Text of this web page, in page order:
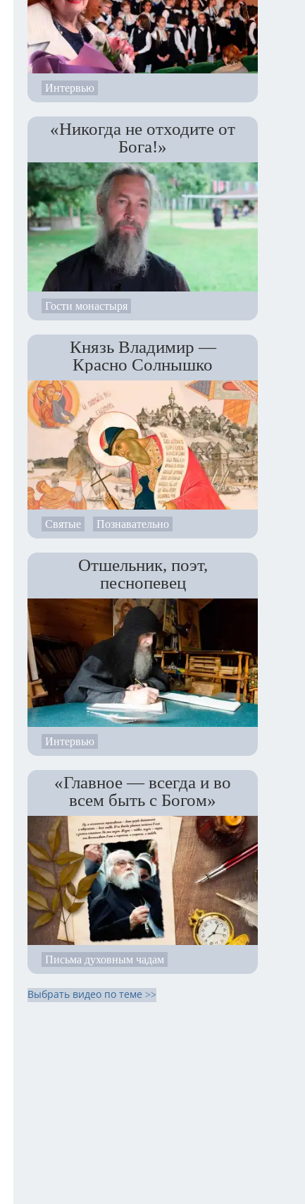
Интервью
«Никогда не отходите от
Бога!»
Гости монастыря
Князь Владимир —
Красно Солнышко
Святые Познавательно
Отшельник, поэт,
песнопевец
Интервью
«Главное — всегда и во
всем быть с Богом»
Письма духовным чадам
Выбрать видео по теме >>